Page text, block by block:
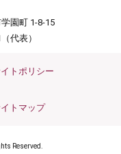
園町 1-8-15
代表）
トポリシー
トマップ
Reserved.